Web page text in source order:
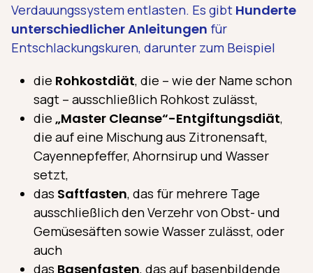
Verdauungssystem entlasten. Es gibt Hunderte
unterschiedlicher Anleitungen für
Entschlackungskuren, darunter zum Beispiel
die Rohkostdiät, die – wie der Name schon
sagt – ausschließlich Rohkost zulässt,
die „Master Cleanse“-Entgiftungsdiät,
die auf eine Mischung aus Zitronensaft,
Cayennepfeffer, Ahornsirup und Wasser
setzt,
das Saftfasten, das für mehrere Tage
ausschließlich den Verzehr von Obst- und
Gemüsesäften sowie Wasser zulässt, oder
auch
das Basenfasten, das auf basenbildende